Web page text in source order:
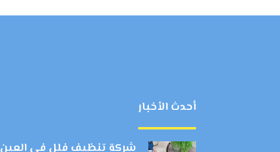
أحدث الأخبار
شركة تنظيف فلل في العين